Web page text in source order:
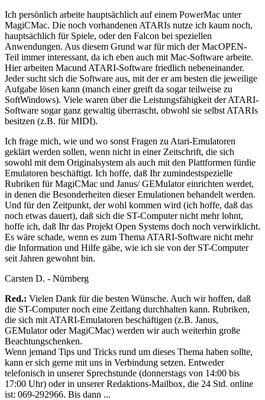
Ich persönlich arbeite hauptsächlich auf einem PowerMac unter
MagiCMac. Die noch vorhandenen ATARIs nutze ich kaum noch,
hauptsächlich für Spiele, oder den Falcon bei speziellen
Anwendungen. Aus diesem Grund war für mich der MacOPEN-
Teil immer interessant, da ich eben auch mit Mac-Software arbeite.
Hier arbeiten Macund ATARI-Software friedlich nebeneinander.
Jeder sucht sich die Software aus, mit der er am besten die jeweilige
Aufgabe lösen kann (manch einer greift da sogar teilweise zu
SoftWindows). Viele waren über die Leistungsfähigkeit der ATARI-
Software sogar ganz gewaltig überrascht, obwohl sie selbst ATARIs
besitzen (z.B. für MIDI).
Ich frage mich, wie und wo sonst Fragen zu Atari-Emulatoren
geklärt werden sollen, wenn nicht in einer Zeitschrift, die sich
sowohl mit dem Originalsystem als auch mit den Plattformen fürdie
Emulatoren beschäftigt. Ich hoffe, daß Ihr zumindestspezielle
Rubriken für MagiCMac und Janus/ GEMulator einrichten werdet,
in denen die Besonderheiten dieser Emulationen behandelt werden.
Und für den Zeitpunkt, der wohl kommen wird (ich hoffe, daß das
noch etwas dauert), daß sich die ST-Computer nicht mehr lohnt,
hoffe ich, daß Ihr das Projekt Open Systems doch noch verwirklicht.
Es wäre schade, wenn es zum Thema ATARI-Software nicht mehr
die Information und Hilfe gäbe, wie ich sie von der ST-Computer
seit Jahren gewohnt bin.
Carsten D. - Nürnberg
Red.: Vielen Dank für die besten Wünsche. Auch wir hoffen, daß
die ST-Computer noch eine Zeitlang durchhalten kann. Rubriken,
die sich mit ATARI-Emulatoren beschäftigen (z.B. Janus,
GEMulator oder MagiCMac) werden wir auch weiterhin große
Beachtungschenken.
Wenn jemand Tips und Tricks rund um dieses Thema haben sollte,
kann er sich gerne mit uns in Verbindung setzen. Entweder
telefonisch in unserer Sprechstunde (donnerstags von 14:00 bis
17:00 Uhr) oder in unserer Redaktions-Mailbox, die 24 Std. online
ist: 069-292966. Bis dann ...